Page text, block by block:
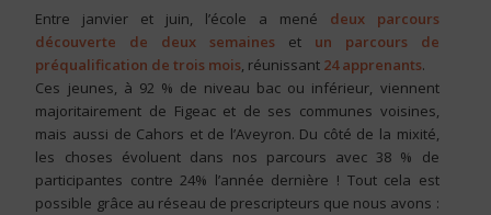
Entre janvier et juin, l’école a mené deux parcours
découverte de deux semaines et un parcours de
préqualification de trois mois, réunissant 24 apprenants.
Ces jeunes, à 92 % de niveau bac ou inférieur, viennent
majoritairement de Figeac et de ses communes voisines,
mais aussi de Cahors et de l’Aveyron. Du côté de la mixité,
les choses évoluent dans nos parcours avec 38 % de
participantes contre 24% l’année dernière ! Tout cela est
possible grâce au réseau de prescripteurs que nous avons :